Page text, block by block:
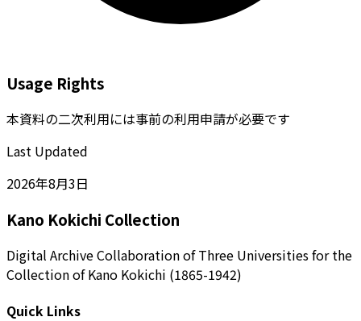
Usage Rights
本資料の二次利用には事前の利用申請が必要です
Last Updated
2026年8月3日
Kano Kokichi Collection
Digital Archive Collaboration of Three Universities for the
Collection of Kano Kokichi (1865-1942)
Quick Links